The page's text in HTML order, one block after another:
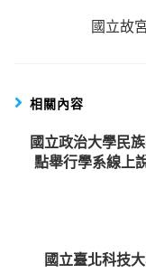
國立故
相關內容
國立政治大學民
點舉行學系線上
國立臺北科技